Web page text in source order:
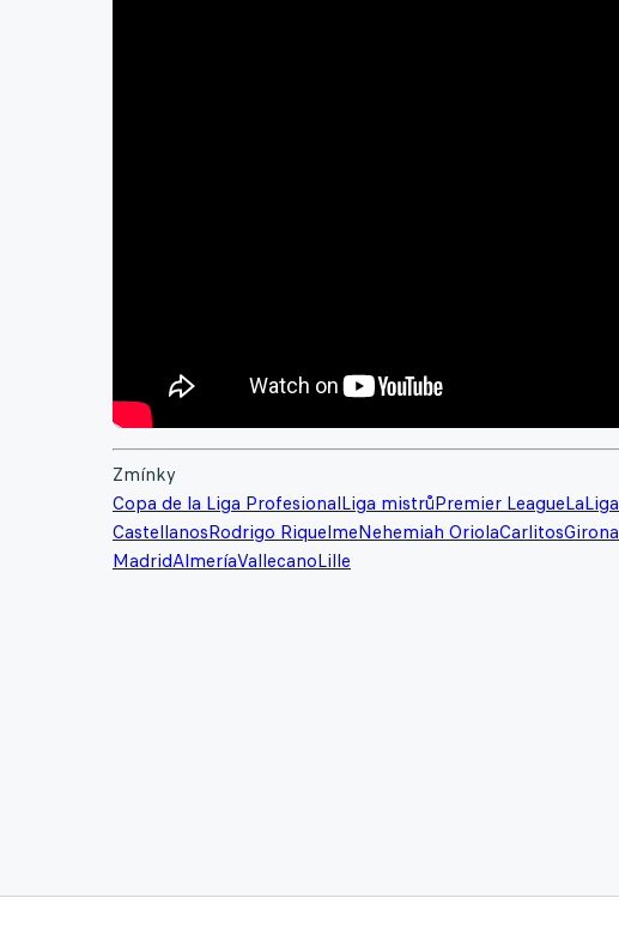
Zmínky
Copa de la Liga ProfesionalLiga mistrůPremier LeagueLaLiga
CastellanosRodrigo RiquelmeNehemiah OriolaCarlitosGirona
MadridAlmeríaVallecanoLille